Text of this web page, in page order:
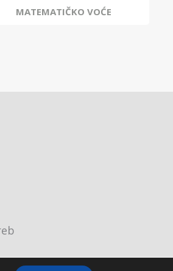
MATEMATIČKO VOĆE